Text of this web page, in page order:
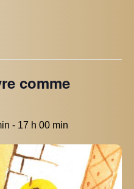
comme
- 17 h 00 min